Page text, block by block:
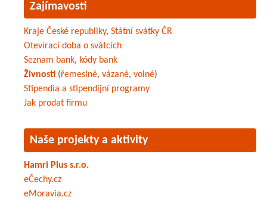
Zajímavosti
Kraje České republiky, Státní svátky ČR
Otevírací doba o svátcích
Seznam bank, kódy bank
Živnosti (řemeslné, vázané, volné)
Stipendia a stipendijní programy
Jak prodat firmu
Naše projekty a aktivity
Hamri Plus s.r.o.
eČechy.cz
eMoravia.cz